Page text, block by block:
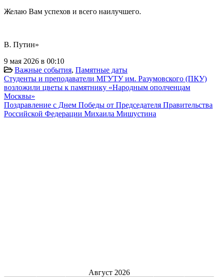
Желаю Вам успехов и всего наилучшего.
В. Путин»
9 мая 2026 в 00:10
Важные события, Памятные даты
Студенты и преподаватели МГУТУ им. Разумовского (ПКУ)
возложили цветы к памятнику «Народным ополченцам
Москвы»
Поздравление с Днем Победы от Председателя Правительства
Российской Федерации Михаила Мишустина
Август 2026